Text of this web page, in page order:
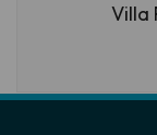
Villa